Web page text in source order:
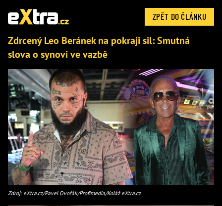
ZPĚT DO ČLÁNKU
Zdrcený Leo Beránek na pokraji sil: Smutná
slova o synovi ve vazbě
Zdroj: eXtra.cz/Pavel Dvořák/Profimedia/Koláž eXtra.cz